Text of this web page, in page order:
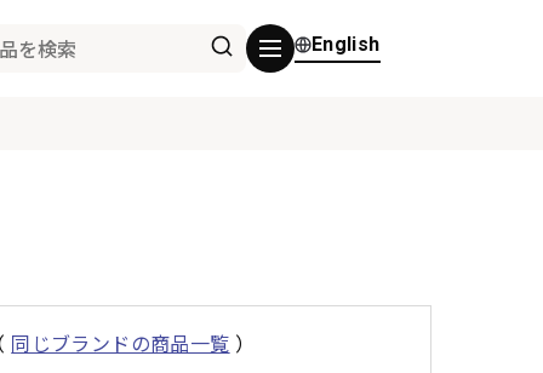
English
同じブランドの商品一覧 ）